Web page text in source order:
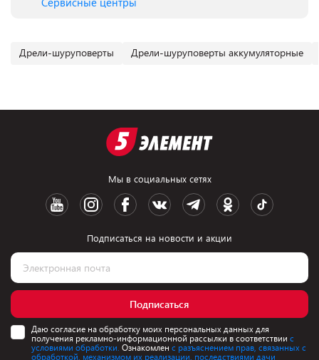
Дрели-шуруповерты Дрели-шуруповерты аккумуляторные
Мы в социальных сетях
Подписаться на новости и акции
Подписаться
Даю согласие на обработку моих персональных данных для
получения рекламно-информационной рассылки в соответствии с
условиями обработки. Ознакомлен с разъяснением прав, связанных с
обработкой, механизмом их реализации, последствиями дачи